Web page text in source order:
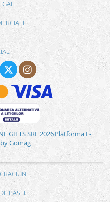
GIFTS SRL 2026 Platforma E-
Gomag
PASTE